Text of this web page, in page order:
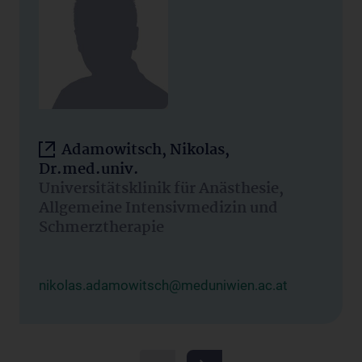
Adamowitsch, Nikolas,
Dr.med.univ.
Universitätsklinik für Anästhesie,
Allgemeine Intensivmedizin und
Schmerztherapie
nikolas.adamowitsch@meduniwien.ac.at